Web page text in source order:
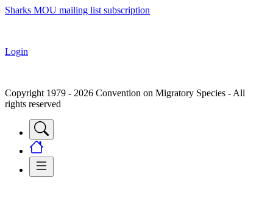
Sharks MOU mailing list subscription
Login
Copyright 1979 - 2026 Convention on Migratory Species - All
rights reserved